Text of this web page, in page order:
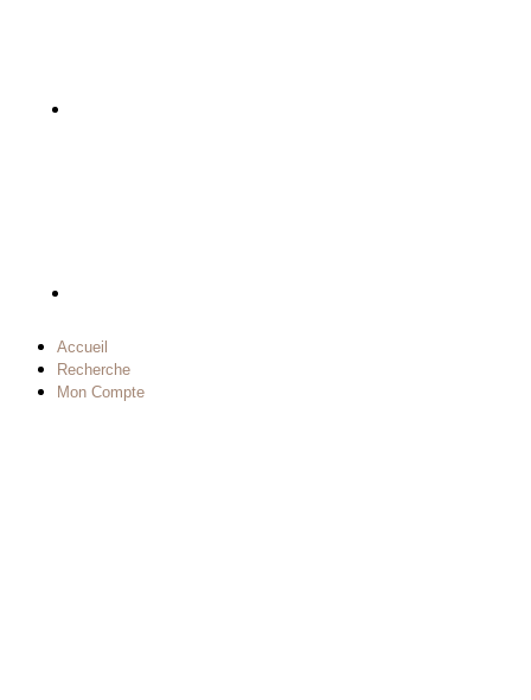
Accueil
Recherche
Mon Compte